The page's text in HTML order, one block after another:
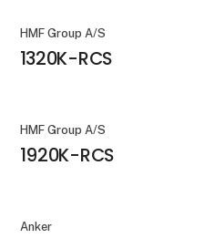
HMF Group A/S
1320K-RCS
HMF Group A/S
1920K-RCS
Anker